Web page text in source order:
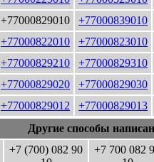
+77000829010
+77000839010
+77000822010
+77000823010
+77000829210
+77000829310
+77000829020
+77000829030
+77000829012
+77000829013
Другие способы
+7 (700) 082 90
+7 700 082